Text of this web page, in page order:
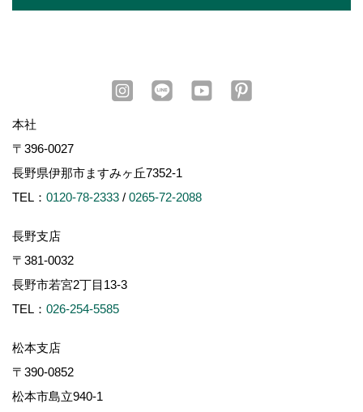
本社
〒396-0027
長野県伊那市ますみヶ丘7352-1
TEL： 0120-78-2333 / 0265-72-2088
長野支店
〒381-0032
長野市若宮2丁目13-3
TEL： 026-254-5585
松本支店
〒390-0852
松本市島立940-1